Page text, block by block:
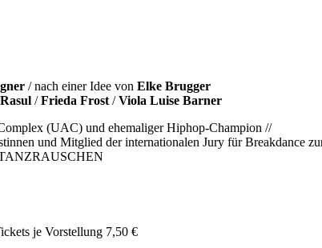
/ nach einer Idee von Elke Brugger
/Frieda Frost /Viola Luise Barner
(UAC) und ehemaliger Hiphop-Champion //
und Mitglied der internationalen Jury für Breakdance
je Vorstellung 7,50 €